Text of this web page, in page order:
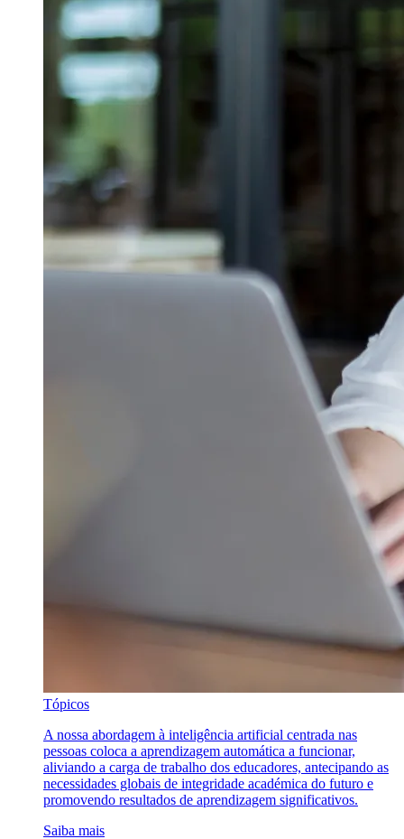
Tópicos
A nossa abordagem à inteligência artificial centrada nas
pessoas coloca a aprendizagem automática a funcionar,
aliviando a carga de trabalho dos educadores, antecipando as
necessidades globais de integridade académica do futuro e
promovendo resultados de aprendizagem significativos.
Saiba mais